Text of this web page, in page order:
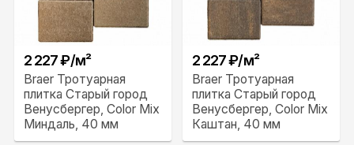
2 227 ₽/м²
Braer Тротуарная
плитка Старый город
Венусбергер, Color Mix
Миндаль, 40 мм
2 227 ₽/м²
Braer Тротуарная
плитка Старый город
Венусбергер, Color Mix
Каштан, 40 мм